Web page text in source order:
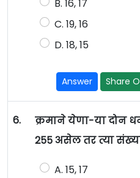
B. 16, 17
C. 19, 16
D. 18, 15
Answer Share
6.
क्रमाने येणा-या दोन
255 असेल तर त्या
A. 15, 17